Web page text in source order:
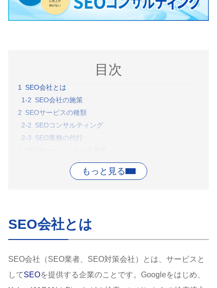
目次
SEO会社とは
SEO会社の施策
SEOサービスの種類
SEOコンサルティング
SEO業務の代行
SEO対策会社に依頼することを検討すべきケース
自社がBtoB事業を展開している
SEO会社への相談前の確認事項
SEOの目的の決定
SEO会社とは
SEO会社（SEO業者、SEO対策会社）とは、サービスと
してSEOを提供する企業のことです。Googleをはじめ、